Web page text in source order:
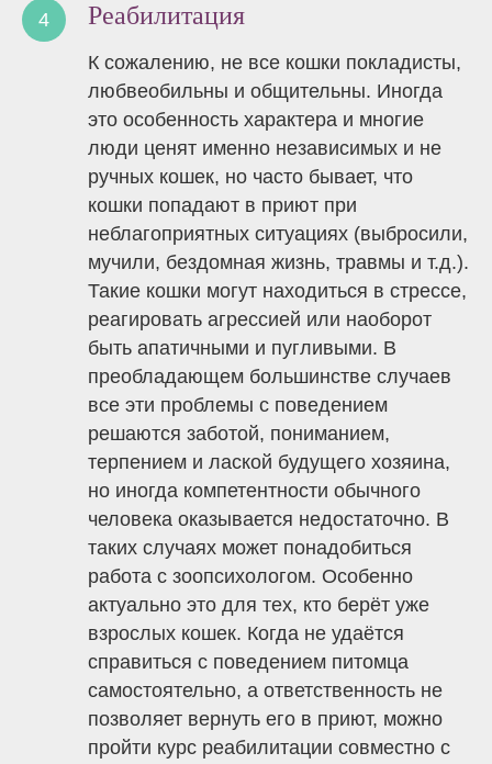
Реабилитация
К сожалению, не все кошки покладисты,
любвеобильны и общительны. Иногда
это особенность характера и многие
люди ценят именно независимых и не
ручных кошек, но часто бывает, что
кошки попадают в приют при
неблагоприятных ситуациях (выбросили,
мучили, бездомная жизнь, травмы и т.д.).
Такие кошки могут находиться в стрессе,
реагировать агрессией или наоборот
быть апатичными и пугливыми. В
преобладающем большинстве случаев
все эти проблемы с поведением
решаются заботой, пониманием,
терпением и лаской будущего хозяина,
но иногда компетентности обычного
человека оказывается недостаточно. В
таких случаях может понадобиться
работа с зоопсихологом. Особенно
актуально это для тех, кто берёт уже
взрослых кошек. Когда не удаётся
справиться с поведением питомца
самостоятельно, а ответственность не
позволяет вернуть его в приют, можно
пройти курс реабилитации совместно с